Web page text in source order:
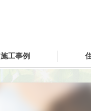
施工事例